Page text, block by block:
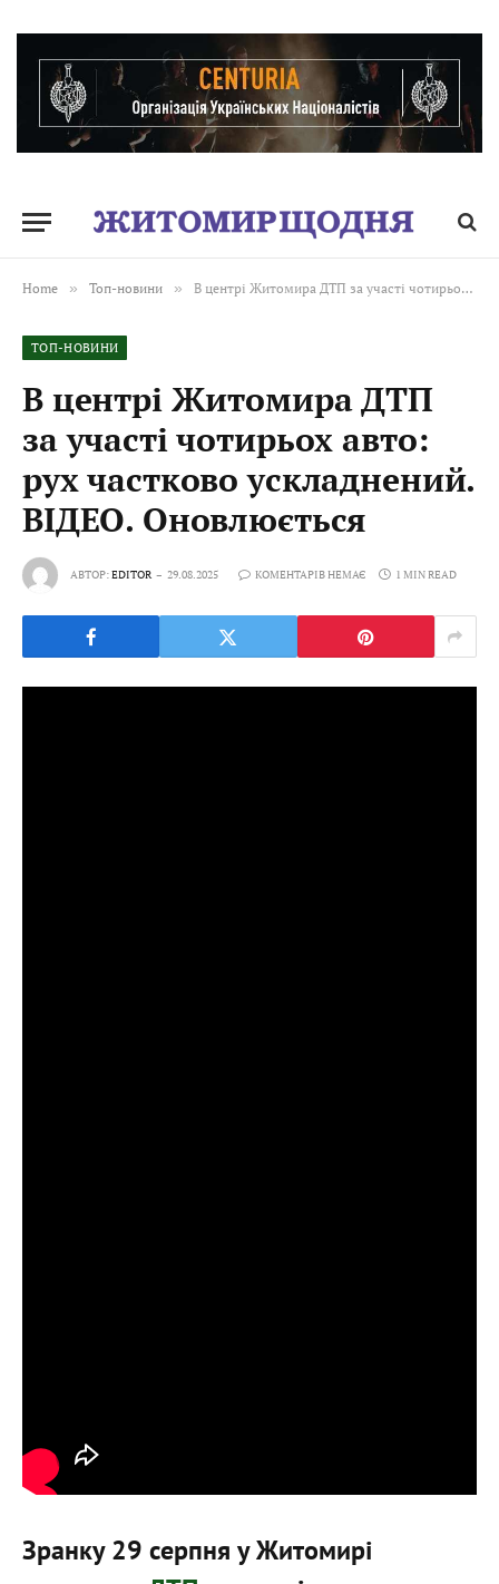
Home » Топ-новини » В центрі Житомира ДТП за участі чотирьох авто: рух частково ускладнений. ВІДЕО. Оновлюється
ТОП-НОВИНИ
В центрі Житомира ДТП
за участі чотирьох авто:
рух частково ускладнений.
ВІДЕО. Оновлюється
АВТОР:EDITOR 29.08.2025 КОМЕНТАРІВ НЕМАЄ 1 MIN READ
Зранку 29 серпня у Житомирі